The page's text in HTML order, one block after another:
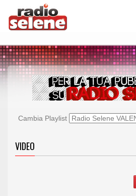
Cambia Playlist
VIDEO